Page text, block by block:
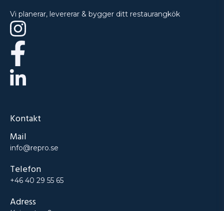
Vi planerar, levererar & bygger ditt restaurangkök
Kontakt
Mail
info@repro.se
Telefon
+46 40 29 55 65
Adress